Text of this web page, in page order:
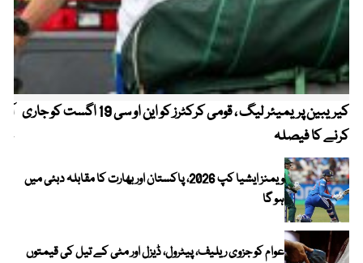
کیریبین پریمیئر لیگ ، قومی کرکٹرز کو این او سی 19 اگست کو جاری
کرنے کا فیصلہ
ویمنز ایشیا کپ 2026، پاکستان اور بھارت کا مقابلہ دبئی میں
ہو گا
عوام کو جزوی ریلیف، پیٹرول، ڈیزل اور مٹی کے تیل کی قیمتوں